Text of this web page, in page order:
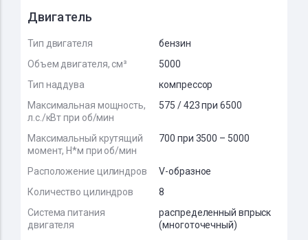
Двигатель
Тип двигателя
бензин
Объем двигателя, см³
5000
Тип наддува
компрессор
Максимальная мощность,
л.с./кВт при об/мин
575 / 423 при 6500
Максимальный крутящий
момент, Н*м при об/мин
700 при 3500 – 5000
Расположение цилиндров
V-образное
Количество цилиндров
8
Система питания
двигателя
распределенный впрыск
(многоточечный)